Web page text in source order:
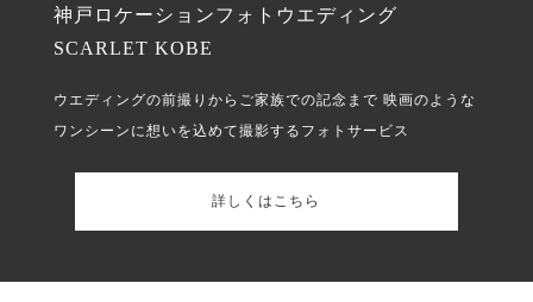
神戸ロケーションフォトウエディング
SCARLET KOBE
ウエディングの前撮りからご家族での記念まで 映画のような
ワンシーンに想いを込めて撮影するフォトサービス
詳しくはこちら